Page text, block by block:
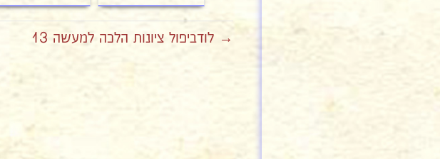
→ לודביפול ציונות הלכה למעשה 13